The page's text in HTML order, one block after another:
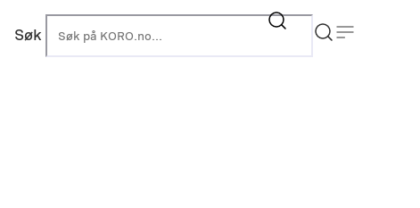
Søk